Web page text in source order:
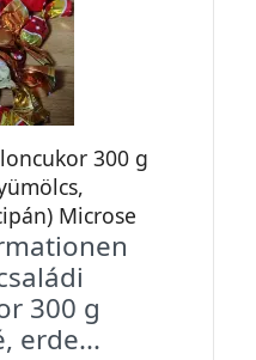
300 g
Microse
300 g
erde...